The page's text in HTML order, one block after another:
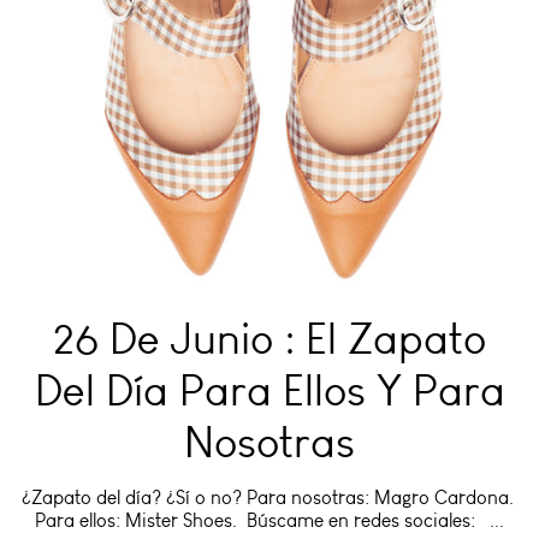
26 De Junio : El Zapato
Del Día Para Ellos Y Para
Nosotras
¿Zapato del día? ¿Sí o no? Para nosotras: Magro Cardona.
Para ellos: Mister Shoes. Búscame en redes sociales: ...